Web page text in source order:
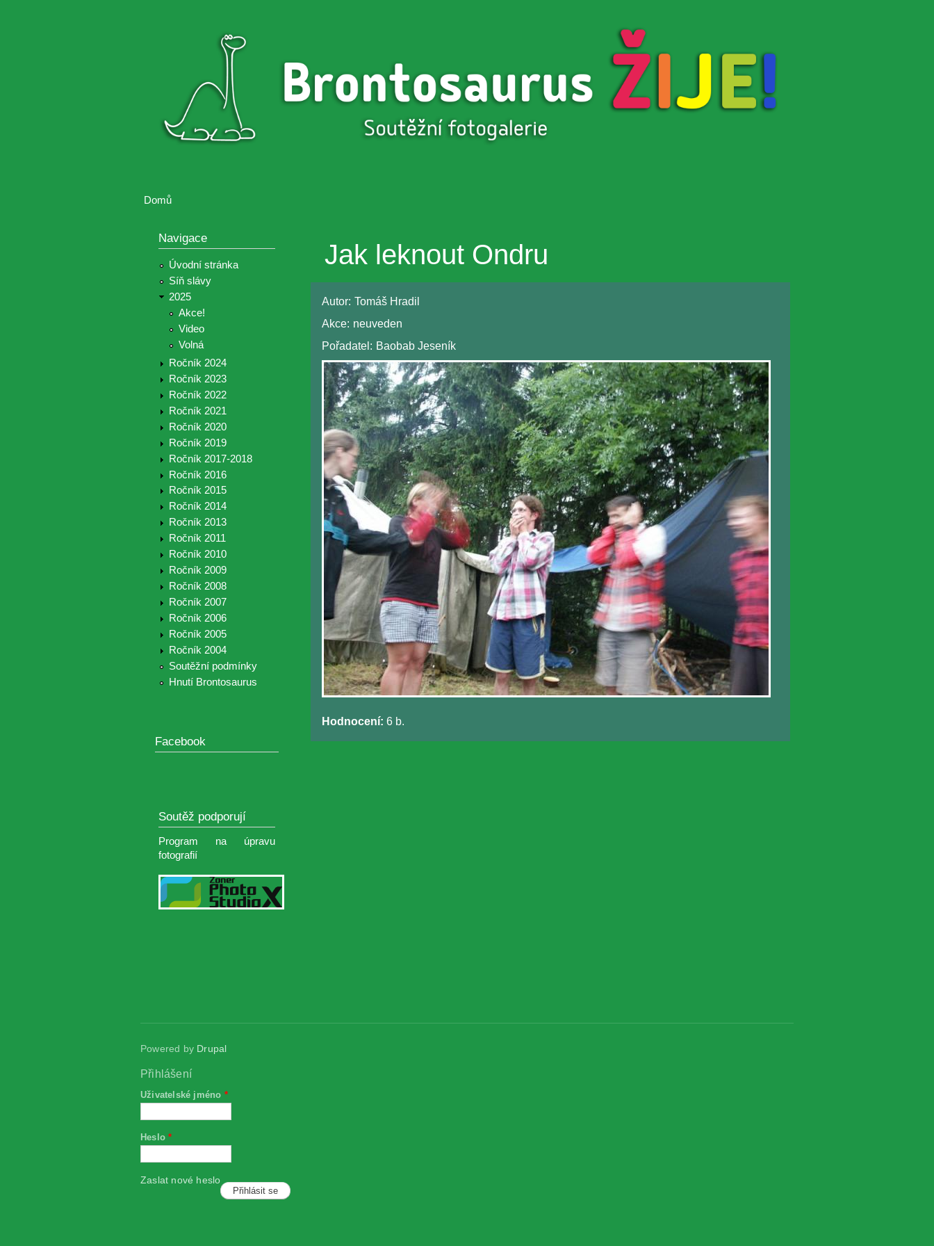
Brontosaurus
Brontosaurus
Domů
Navigace
Úvodní stránka
Síň slávy
2025
Akce!
Video
Volná
Ročník 2024
Ročník 2023
Ročník 2022
Ročník 2021
Ročník 2020
Ročník 2019
Ročník 2017-2018
Ročník 2016
Ročník 2015
Ročník 2014
Ročník 2013
Ročník 2011
Ročník 2010
Ročník 2009
Ročník 2008
Ročník 2007
Ročník 2006
Ročník 2005
Ročník 2004
Soutěžní podmínky
Hnutí Brontosaurus
Facebook
Soutěž podporují
Program na úpravu
fotografií
Jak leknout Ondru
Autor: Tomáš Hradil
Akce: neuveden
Pořadatel: Baobab Jeseník
Hodnocení: 6 b.
Powered by Drupal
Přihlášení
Uživatelské jméno *
Heslo*
Zaslat nové heslo